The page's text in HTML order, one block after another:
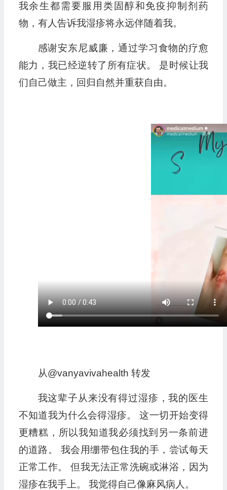
我余生都需要服用类固醇和免疫抑制剂药
物，有人告诉我湿疹将永远伴随着我。
感谢安东尼威廉，通过学习食物的疗愈
能力，我已经逆转了所有症状。 是时候让我
们自己做主，回归自然并重获自由。
从@vanyavivahealth 转发
我这辈子从来没有得过湿疹，我的医生
不知道我为什么会得湿疹。 这一切开始变得
更糟糕，所以我知道我必须找到另一条前进
的道路。 我会用绷带包住我的手，尝试每天
正常工作。 但我无法正常洗碗或淋浴，因为
湿疹在我手上。 我觉得自己像麻风病人。